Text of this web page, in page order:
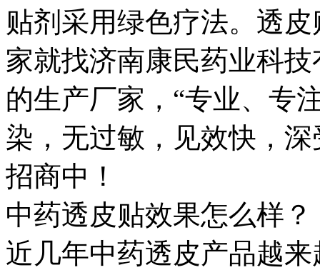
贴剂采用绿色疗法。透
家就找济南康民药业科
的生产厂家，“专业、专
染，无过敏，见效快，
招商中！
中药透皮贴效果怎么样？
近几年中药透皮产品越